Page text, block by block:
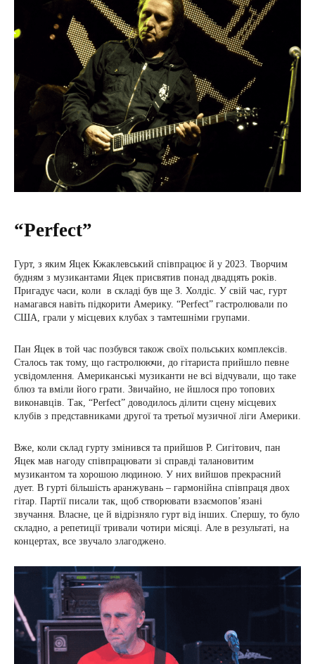
“Perfect”
Гурт, з яким Яцек Кжаклевський співпрацює й у 2023. Творчим
будням з музикантами Яцек присвятив понад двадцять років.
Пригадує часи, коли в складі був ще З. Холдіс. У свій час, гурт
намагався навіть підкорити Америку. “Perfect” гастролювали по
США, грали у місцевих клубах з тамтешніми групами.
Пан Яцек в той час позбувся також своїх польських комплексів.
Сталось так тому, що гастролюючи, до гітариста прийшло певне
усвідомлення. Американські музиканти не всі відчували, що таке
блюз та вміли його грати. Звичайно, не йшлося про топових
виконавців. Так, “Perfect” доводилось ділити сцену місцевих
клубів з представниками другої та третьої музичної ліги Америки.
Вже, коли склад гурту змінився та прийшов Р. Сигітович, пан
Яцек мав нагоду співпрацювати зі справді талановитим
музикантом та хорошою людиною. У них вийшов прекрасний
дует. В гурті більшість аранжувань – гармонійна співпраця двох
гітар. Партії писали так, щоб створювати взаємопов’язані
звучання. Власне, це й відрізняло гурт від інших. Спершу, то було
складно, а репетиції тривали чотири місяці. Але в результаті, на
концертах, все звучало злагоджено.